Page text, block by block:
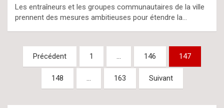
Les entraîneurs et les groupes communautaires de la ville
prennent des mesures ambitieuses pour étendre la…
Pagination
des
publications
Précédent 1 … 146 147
148 … 163 Suivant